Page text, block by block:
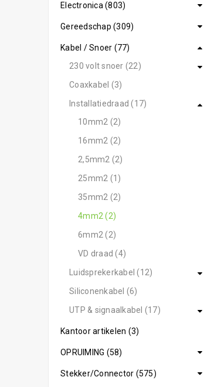
Electronica (803)
Gereedschap (309)
Kabel / Snoer (77)
230 volt snoer (22)
Coaxkabel (3)
Installatiedraad (17)
10mm2 (2)
16mm2 (2)
2,5mm2 (2)
25mm2 (1)
35mm2 (2)
4mm2 (2)
6mm2 (2)
VD draad (4)
Luidsprekerkabel (12)
Siliconenkabel (6)
UTP & signaalkabel (17)
Kantoor artikelen (3)
OPRUIMING (58)
Stekker/Connector (575)